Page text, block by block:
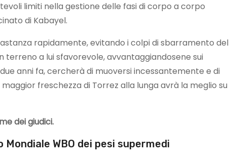
limiti nella gestione delle fasi di corpo a corpo
di Kabayel.
rapidamente, evitando i colpi di sbarramento del
a lui sfavorevole, avvantaggiandosene sui
anni fa, cercherà di muoversi incessantemente e di
freschezza di Torrez alla lunga avrà la meglio su
dei giudici.
WBO dei pesi supermedi